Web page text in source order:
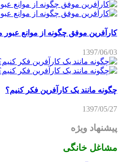
کارآفرین موفق چگونه از موانع عبور
1397/06/03
چگونه مانند یک کارآفرین فکر کنیم؟
1397/05/27
پیشنهاد ویژه
مشاغل خانگی